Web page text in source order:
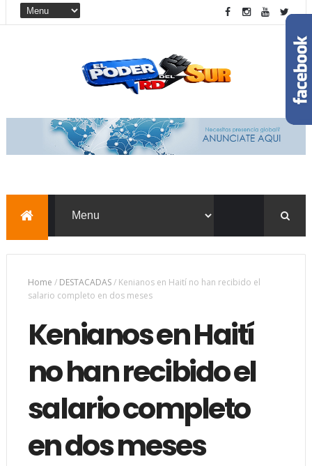
Home / DESTACADAS/ Kenianos en Haití no han recibido el
salario completo en dos meses
Kenianos en Haití
no han recibido el
salario completo
en dos meses